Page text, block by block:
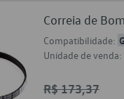
Correia de
Compatibilidade:
Unidade de venda:
R$ 173,37